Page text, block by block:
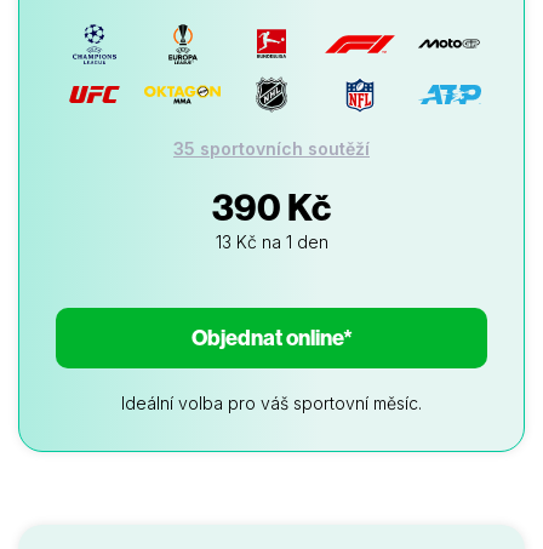
35 sportovních soutěží
390 Kč
13 Kč na 1 den
Objednat online*
Ideální volba pro váš sportovní měsíc.